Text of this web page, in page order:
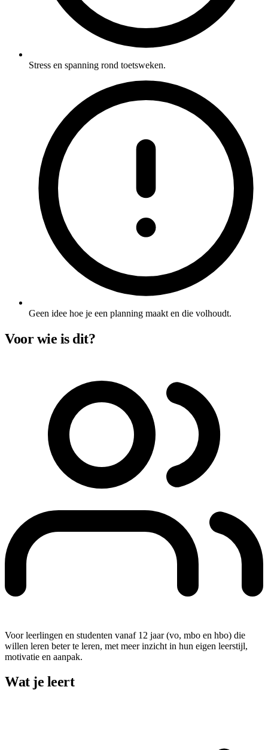
Stress en spanning rond toetsweken.
Geen idee hoe je een planning maakt en die volhoudt.
Voor wie is dit?
Voor leerlingen en studenten vanaf 12 jaar (vo, mbo en hbo) die
willen leren beter te leren, met meer inzicht in hun eigen leerstijl,
motivatie en aanpak.
Wat je leert